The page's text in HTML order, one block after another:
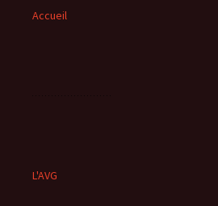
Accueil
L'AVG